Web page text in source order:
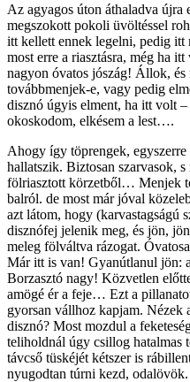
Az agyagos úton áthaladva
megszokott pokoli üvöltéssel
itt kellett ennek legelni, pedig itt
most erre a riasztásra, még ha
nagyon óvatos jószág! Állok,
továbbmenjek-e, vagy pedig
disznó úgyis elment, ha itt volt
okoskodom, elkésem a lest….
Ahogy így töprengek,
hallatszik. Biztosan szarvasok,
fölriasztott körzetből… Menjek
balról. de most már jóval
azt látom, hogy (karvastagságú
disznófej jelenik meg, és jön,
meleg fölváltva rázogat.
Már itt is van! Gyanútlanul jön:
Borzasztó nagy! Közvetlen
amögé ér a feje… Ezt a
gyorsan vállhoz kapjam. Nézek
disznó? Most mozdul a
teliholdnál úgy csillog hatalmas
távcső tüskéjét kétszer is
nyugodtan túrni kezd, odalövök.